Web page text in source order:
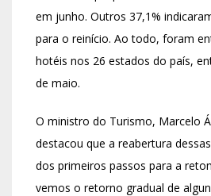
em junho. Outros 37,1%
para o reinício. Ao todo, foram
hotéis nos 26 estados do país,
de maio.
O ministro do Turismo, Marcelo
destacou que a reabertura
dos primeiros passos para a
vemos o retorno gradual de